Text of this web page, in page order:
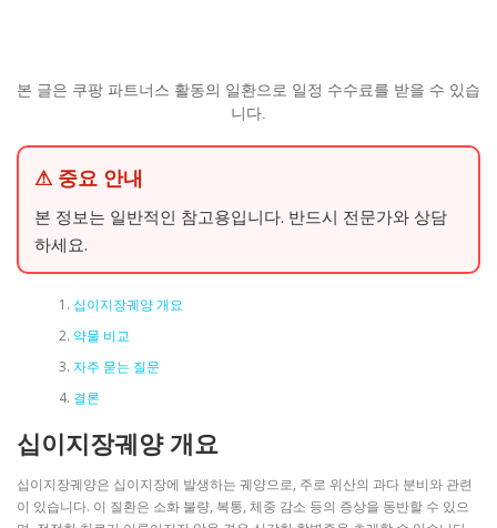
본 글은 쿠팡 파트너스 활동의 일환으로 일정 수수료를 받을 수 있습
니다.
⚠ 중요 안내
본 정보는 일반적인 참고용입니다. 반드시 전문가와 상담
하세요.
십이지장궤양 개요
약물 비교
자주 묻는 질문
결론
십이지장궤양 개요
십이지장궤양은 십이지장에 발생하는 궤양으로, 주로 위산의 과다 분비와 관련
이 있습니다. 이 질환은 소화 불량, 복통, 체중 감소 등의 증상을 동반할 수 있으